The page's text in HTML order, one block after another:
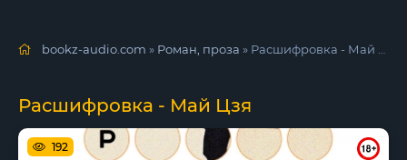
bookz-audio.com » Роман, проза » Расшифровка - Май Цзя
Расшифровка - Май Цзя
192